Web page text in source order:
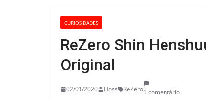
CURIOSIDADES
ReZero Shin
Original
02/01/2020 Hoss ReZero1 comentário